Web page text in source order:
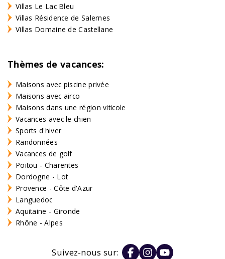
Villas Le Lac Bleu
Villas Résidence de Salernes
Villas Domaine de Castellane
Thèmes de vacances:
Maisons avec piscine privée
Maisons avec airco
Maisons dans une région viticole
Vacances avec le chien
Sports d'hiver
Randonnées
Vacances de golf
Poitou - Charentes
Dordogne - Lot
Provence - Côte d'Azur
Languedoc
Aquitaine - Gironde
Rhône - Alpes
Suivez-nous sur: